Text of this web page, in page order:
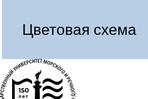
Цветовая схема